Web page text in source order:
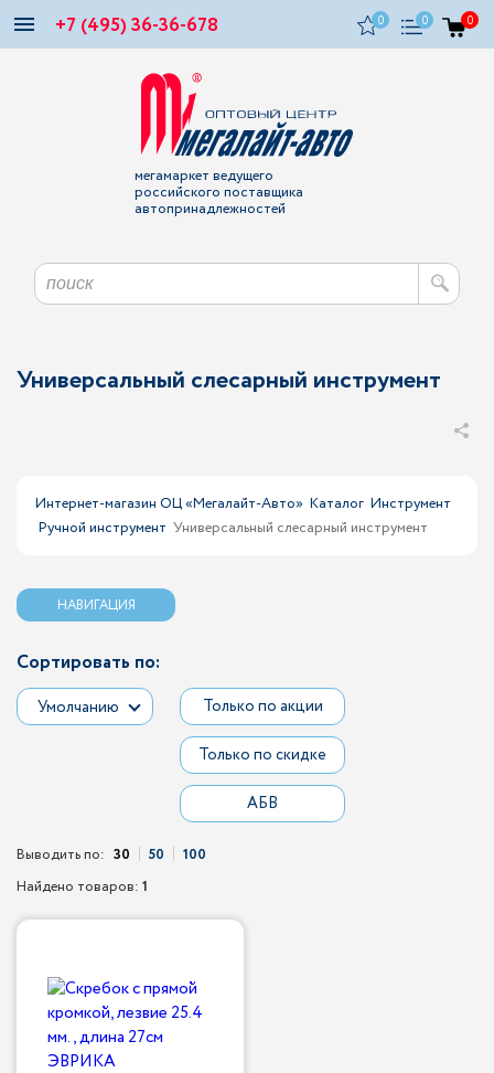
+7 (495) 36-36-678 0 0 0
мегамаркет ведущего
российского поставщика
автопринадлежностей
Универсальный слесарный инструмент
Интернет-магазин ОЦ «Мегалайт-Авто» Каталог Инструмент
Ручной инструмент Универсальный слесарный инструмент
НАВИГАЦИЯ
Сортировать по:
Умолчанию Только по акции
Только по скидке
АБВ
Выводить по: 30 50
100
Найдено товаров: 1